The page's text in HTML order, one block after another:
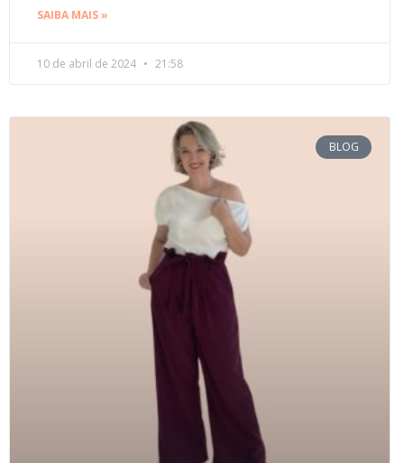
SAIBA MAIS »
10 de abril de 2024 21:58
BLOG